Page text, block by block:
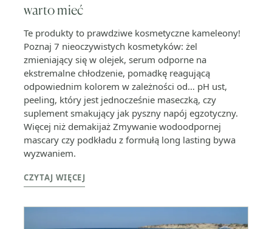
warto mieć
Te produkty to prawdziwe kosmetyczne kameleony!
Poznaj 7 nieoczywistych kosmetyków: żel
zmieniający się w olejek, serum odporne na
ekstremalne chłodzenie, pomadkę reagującą
odpowiednim kolorem w zależności od… pH ust,
peeling, który jest jednocześnie maseczką, czy
suplement smakujący jak pyszny napój egzotyczny.
Więcej niż demakijaż Zmywanie wodoodpornej
mascary czy podkładu z formułą long lasting bywa
wyzwaniem.
CZYTAJ WIĘCEJ